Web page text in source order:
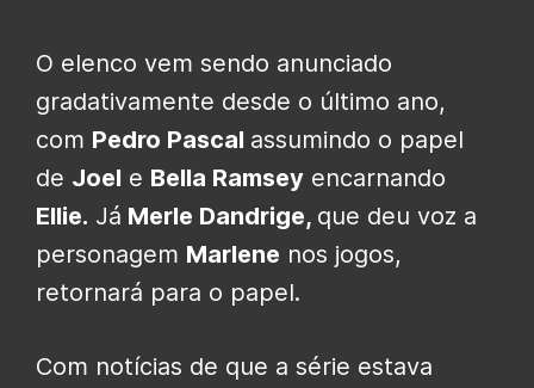
O elenco vem sendo anunciado
gradativamente desde o último ano,
com Pedro Pascal assumindo o papel
de Joel e Bella Ramsey encarnando
Ellie. Já Merle Dandrige, que deu voz a
personagem Marlene nos jogos,
retornará para o papel.
Com notícias de que a série estava